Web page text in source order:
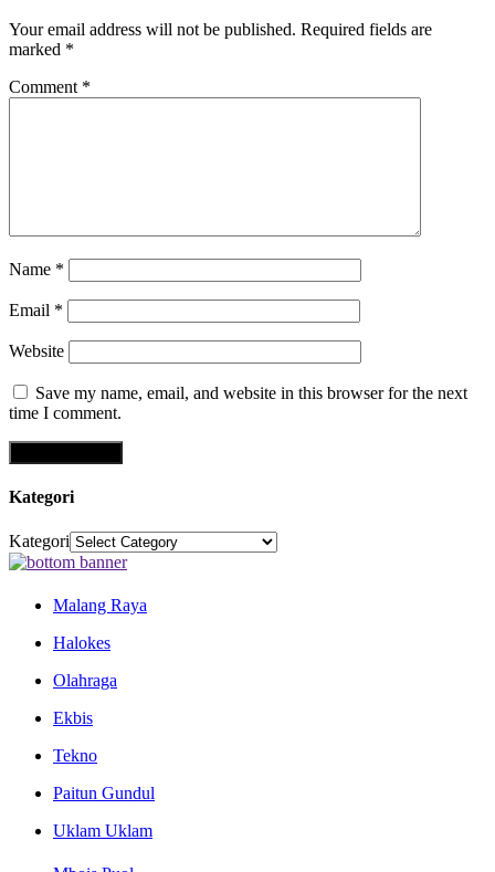
Your email address will not be published. Required fields are
marked *
Comment *
Name *
Email *
Website
Save my name, email, and website in this browser for the next
time I comment.
Kategori
Kategori
Malang Raya
Halokes
Olahraga
Ekbis
Tekno
Paitun Gundul
Uklam Uklam